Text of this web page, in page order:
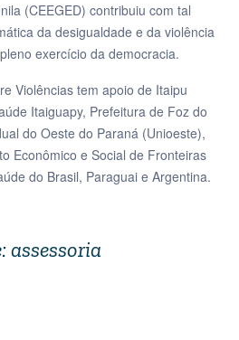
(CEEGED) contribuiu com tal
da desigualdade e da violência
exercício da democracia.
Violências tem apoio de Itaipu
Itaiguapy, Prefeitura de Foz do
do Oeste do Paraná (Unioeste),
Econômico e Social de Fronteiras
do Brasil, Paraguai e Argentina.
assessoria